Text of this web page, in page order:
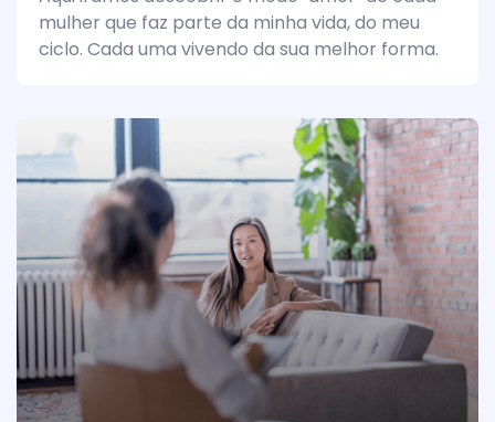
mulher que faz parte da minha vida, do meu
ciclo. Cada uma vivendo da sua melhor forma.